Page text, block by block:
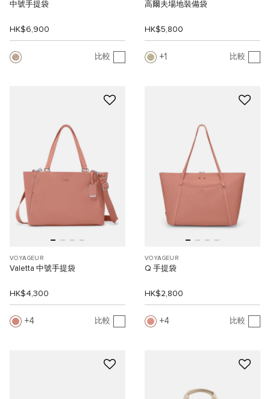
中號手提袋
HK$6,900
比較
高爾夫場地裝備袋
HK$5,800
1 比較
VOYAGEUR
Valetta 中號手提袋
HK$4,300
4 比較
VOYAGEUR
Q 手提袋
HK$2,800
4 比較